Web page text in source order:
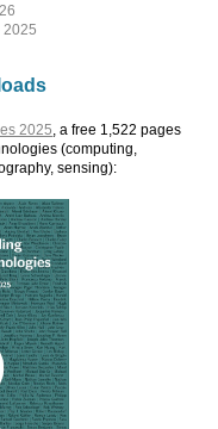
2025
2025 , a free 1,522 pages
(computing,
sensing):